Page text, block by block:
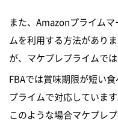
また、Amazonプライム
ムを利用する方法があり
が、マケプレプライムでは
FBAでは賞味期限が短い
プライムで対応しています
このような場合マケプレ